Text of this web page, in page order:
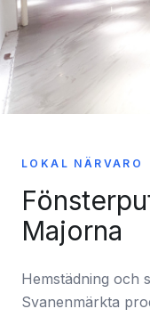
LOKAL NÄRVARO
Majorna
Hemstädning och
Svanenmärkta